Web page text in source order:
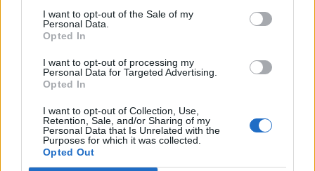
I want to opt-out of the Sale of my
Personal Data.
Opted In
I want to opt-out of processing my
Personal Data for Targeted Advertising.
Opted In
I want to opt-out of Collection, Use,
Retention, Sale, and/or Sharing of my
Personal Data that Is Unrelated with the
Purposes for which it was collected.
Opted Out
εξάσκηση σε εργασίες και στην μεταπτυχιακή
διατριβή που εκτείνεται σε δύο εξάμηνα.
Tο αναλυτικό πρόγραμμα σπουδών είναι
διαθέσιμο στοhttps://wireless-
Πληροφορίες
Το έντυπο της αίτησης καθώς και άλλες